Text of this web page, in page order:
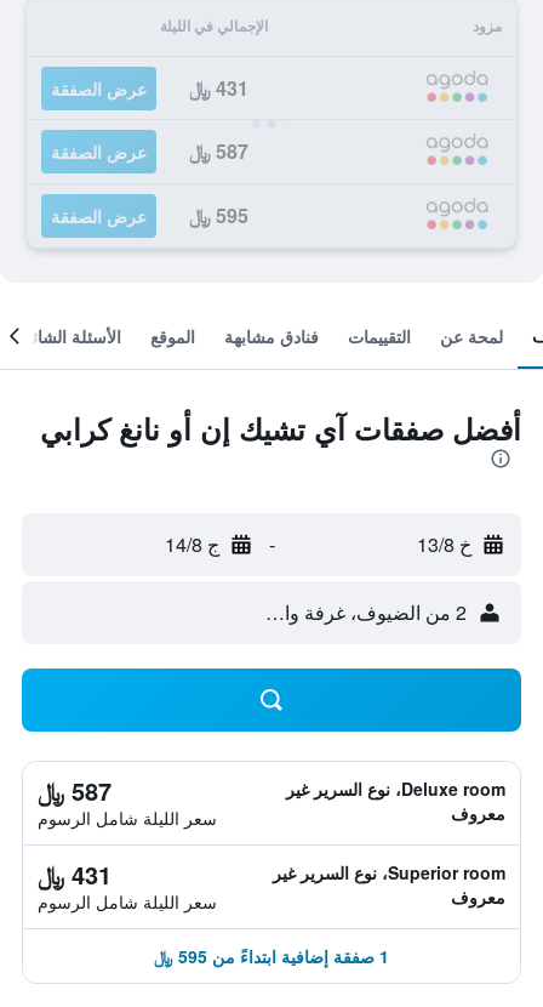
مزود الإجمالي في الليلة
431 ﷼ عرض الصفقة
587 ﷼ عرض الصفقة
595 ﷼ عرض الصفقة
لمحة عن التقييمات فنادق مشابهة الموقع الأسئلة الشائعة
أفضل صفقات آي تشيك إن أو نانغ كرابي
خ 13/8 - ج 14/8
2 من الضيوف، غرفة واحدة
Deluxe room، نوع السرير غير
معروف
587 ﷼
سعر الليلة شامل الرسوم
Superior room، نوع السرير غير
معروف
431 ﷼
سعر الليلة شامل الرسوم
1 صفقة إضافية ابتداءً من 595 ﷼